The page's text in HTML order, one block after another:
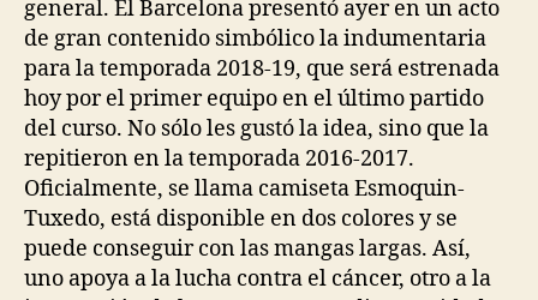
general. El Barcelona presentó ayer en un acto
de gran contenido simbólico la indumentaria
para la temporada 2018-19, que será estrenada
hoy por el primer equipo en el último partido
del curso. No sólo les gustó la idea, sino que la
repitieron en la temporada 2016-2017.
Oficialmente, se llama camiseta Esmoquin-
Tuxedo, está disponible en dos colores y se
puede conseguir con las mangas largas. Así,
uno apoya a la lucha contra el cáncer, otro a la